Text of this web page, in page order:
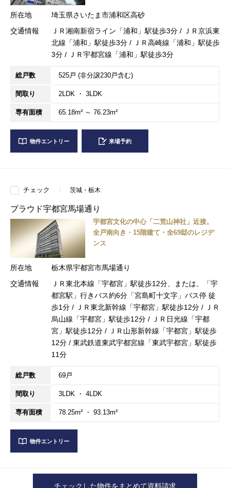
所在地
埼玉県さいたま市浦和区高砂
交通情報
ＪＲ湘南新宿ライン「浦和」駅徒歩3分 / ＪＲ京浜東
北線「浦和」駅徒歩3分 / ＪＲ高崎線「浦和」駅徒歩
3分 / ＪＲ宇都宮線「浦和」駅徒歩3分
総戸数 525戸 (非分譲230戸含む)
間取り 2LDK ・ 3LDK
専有面積 65.18m² ～ 76.23m²
物件エントリー 来場予約
チェック 茨城・栃木
プラウド宇都宮馬場通り
宇都宮文化の中心「二荒山神社」近接。
全戸南向き・15階建て・全69邸のレジデ
ンス
所在地
栃木県宇都宮市馬場通り
交通情報
ＪＲ東北本線「宇都宮」駅徒歩12分、または、「宇
都宮駅」行きバス約6分「宮島町十文字」バス停 徒
歩1分 / ＪＲ東北新幹線「宇都宮」駅徒歩12分 / ＪＲ
烏山線「宇都宮」駅徒歩12分 / ＪＲ日光線「宇都
宮」駅徒歩12分 / ＪＲ山形新幹線「宇都宮」駅徒歩
12分 / 東武鉄道東武宇都宮線「東武宇都宮」駅徒歩
11分
総戸数 69戸
間取り 3LDK ・ 4LDK
専有面積 78.25m² ・ 93.13m²
物件エントリー
チェックした物件をまとめて資料請求